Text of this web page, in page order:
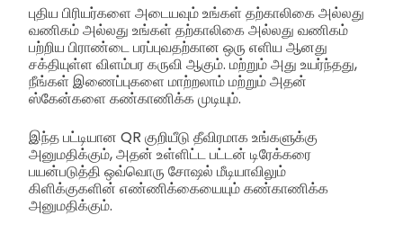
புதிய பிரியர்களை அடையவும் உங்கள் தற்காலிகை அல்லது
வணிகம் அல்லது உங்கள் தற்காலிகை அல்லது வணிகம்
பற்றிய பிராண்டை பரப்புவதற்கான ஒரு எளிய ஆனது
சக்தியுள்ள விளம்பர கருவி ஆகும். மற்றும் அது உயர்ந்தது,
நீங்கள் இணைப்புகளை மாற்றலாம் மற்றும் அதன்
ஸ்கேன்களை கண்காணிக்க முடியும்.
இந்த பட்டியான QR குறியீடு தீவிரமாக உங்களுக்கு
அனுமதிக்கும், அதன் உள்ளிட்ட பட்டன் டிரேக்கரை
பயன்படுத்தி ஒவ்வொரு சோஷல் மீடியாவிலும்
கிளிக்குகளின் எண்ணிக்கையையும் கண்காணிக்க
அனுமதிக்கும்.